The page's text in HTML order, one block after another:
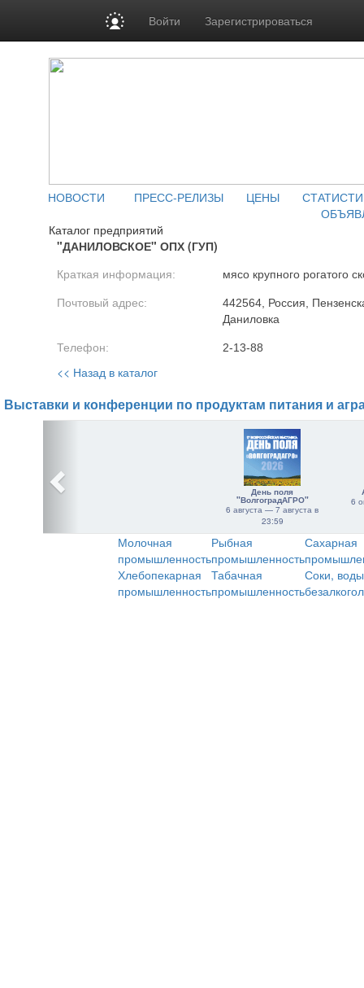
Войти Зарегистрироваться
НОВОСТИ ПРЕСС-РЕЛИЗЫ ЦЕНЫ
Каталог предприятий
"ДАНИЛОВСКОЕ" ОПХ (ГУП)
Краткая информация: мясо крупного рогатого
Почтовый адрес:
442564, Россия,
Даниловка
Телефон: 2-13-88
<< Назад в каталог
Выставки и конференции по продуктам питания и
День поля
"ВолгоградАГРО"
6 августа — 7 августа в
23:59
6
Молочная
промышленность
Рыбная
промышленность
Сахарная
Хлебопекарная
промышленность
Табачная
промышленность
Соки,